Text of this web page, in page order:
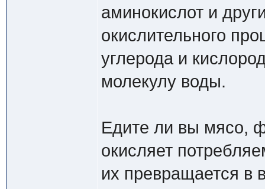
аминокислот и
окислительного
углерода и
молекулу воды.
Едите ли вы мясо,
окисляет
их превращается в